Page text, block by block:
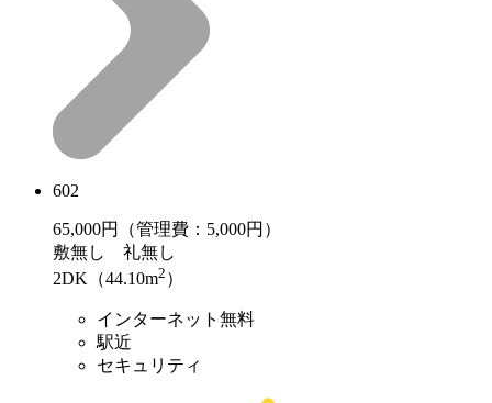
602
65,000円（管理費：5,000円）
敷無し 礼無し
2DK（44.10m2 ）
インターネット無料
駅近
セキュリティ